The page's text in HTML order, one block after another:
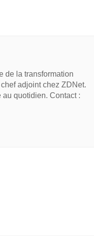
de la transformation
adjoint chez ZDNet.
au quotidien. Contact :